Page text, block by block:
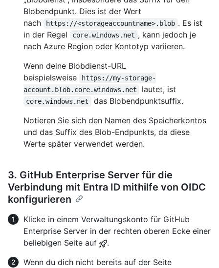
Blobendpunkt. Dies ist der Wert
nach
https://<storageaccountname>.blob . Es ist
in der Regel
core.windows.net , kann jedoch je
nach Azure Region oder Kontotyp variieren.
Wenn deine Blobdienst-URL
beispielsweise
https://my-storage-
account.blob.core.windows.net
lautet, ist
core.windows.net
das Blobendpunktsuffix.
Notieren Sie sich den Namen des Speicherkontos
und das Suffix des Blob-Endpunkts, da diese
Werte später verwendet werden.
3. GitHub Enterprise Server für die
Verbindung mit Entra ID mithilfe von OIDC
konfigurieren
Klicke in einem Verwaltungskonto für GitHub
Enterprise Server in der rechten oberen Ecke einer
beliebigen Seite auf
.
Wenn du dich nicht bereits auf der Seite